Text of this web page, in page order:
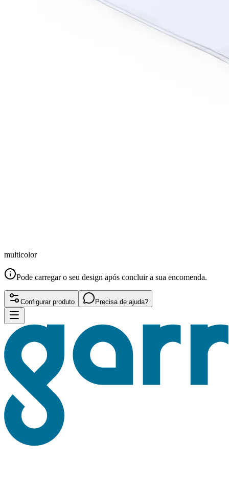
multicolor
Pode carregar o seu design após concluir a sua encomenda.
Configurar produto Precisa de ajuda?